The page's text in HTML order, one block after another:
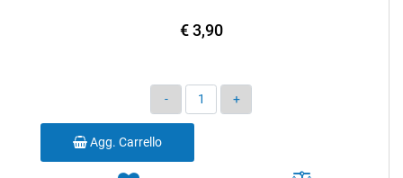
€ 3,90
Quantità
Agg. Carrello